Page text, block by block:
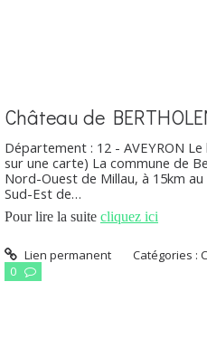
Château de
Département : 12 - AVEYRON
sur une carte) La commune de
Nord-Ouest de Millau, à 15km
Sud-Est de…
Pour lire la suite cliquez ici
Lien permanent Catégories :
0